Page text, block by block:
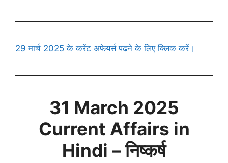
29 मार्च 2025 के करेंट अफेयर्स पढने के लिए क्लिक करें।
31 March 2025
Current Affairs in
Hindi – निष्कर्ष